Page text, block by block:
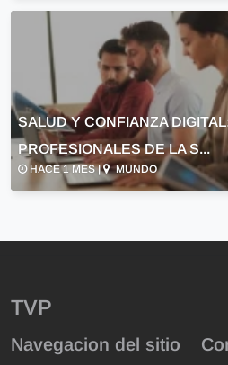
SALUD Y CONFIANZA
PROFESIONALES DE LA S...
HACE 1 MES | MUNDO
TVP
Navegacion del sitio